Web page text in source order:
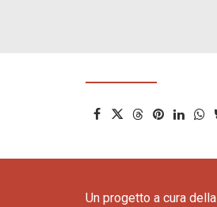
Un progetto a cura della